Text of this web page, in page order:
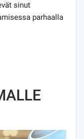
sinut
parhaalla